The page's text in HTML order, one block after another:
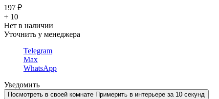
197 ₽
+ 10
Нет в наличии
Уточнить у менеджера
Telegram
Max
WhatsApp
Уведомить
Посмотреть в своей комнате Примерить в интерьере за 10 секунд